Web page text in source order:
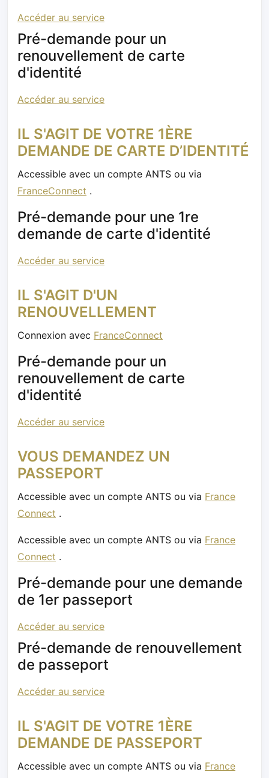
Accéder au service
Pré-demande pour un
renouvellement de carte
d'identité
Accéder au service
IL S'AGIT DE VOTRE 1ÈRE
DEMANDE DE CARTE D’IDENTITÉ
Accessible avec un compte ANTS ou via
FranceConnect .
Pré-demande pour une 1re
demande de carte d'identité
Accéder au service
IL S'AGIT D'UN
RENOUVELLEMENT
Connexion avec FranceConnect
Pré-demande pour un
renouvellement de carte
d'identité
Accéder au service
VOUS DEMANDEZ UN
PASSEPORT
Accessible avec un compte ANTS ou via France
Connect .
Accessible avec un compte ANTS ou via France
Connect .
Pré-demande pour une demande
de 1er passeport
Accéder au service
Pré-demande de renouvellement
de passeport
Accéder au service
IL S'AGIT DE VOTRE 1ÈRE
DEMANDE DE PASSEPORT
Accessible avec un compte ANTS ou via France